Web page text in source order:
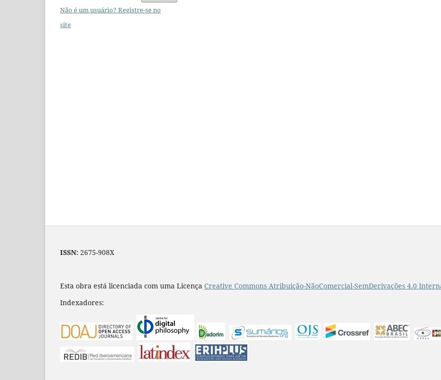
Não é um usuário? Registre-se no
site
ISSN: 2675-908X
Esta obra está licenciada com uma Licença Creative Commons Atribuição-NãoComercial-SemDerivações 4.0
Indexadores: